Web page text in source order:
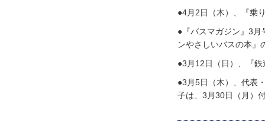
●4月2日（木）、『乗
●『バスマガジン』3
ンやさしいバスの本』
●3月12日（日）、『
●3月5日（木）、代表
子は、3月30日（月）